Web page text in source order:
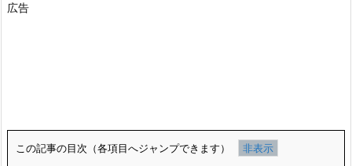
広告
この記事の目次（各項目へジャンプできます）